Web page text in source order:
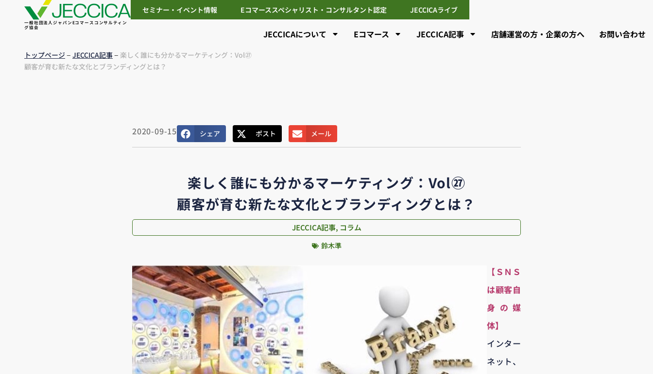
一般社団法人ジャパンEコマースコンサルティン
グ協会
セミナー・イベント情報 Eコマーススペシャリスト・コンサルタント認定 JECCICAライブ
JECCICAについて Eコマース JECCICA記事 店舗運営の方・企業の方へ お問い合わせ
トップページ– JECCICA記事– 楽しく誰にも分かるマーケティング：Vol㉗
顧客が育む新たな文化とブランディングとは？
2020-09-15 シェア ポスト メール
楽しく誰にも分かるマーケティング：Vol㉗
顧客が育む新たな文化とブランディングとは？
JECCICA記事, コラム
鈴木準
【ＳＮＳ
は顧客自
身の媒
体】
インター
ネット、